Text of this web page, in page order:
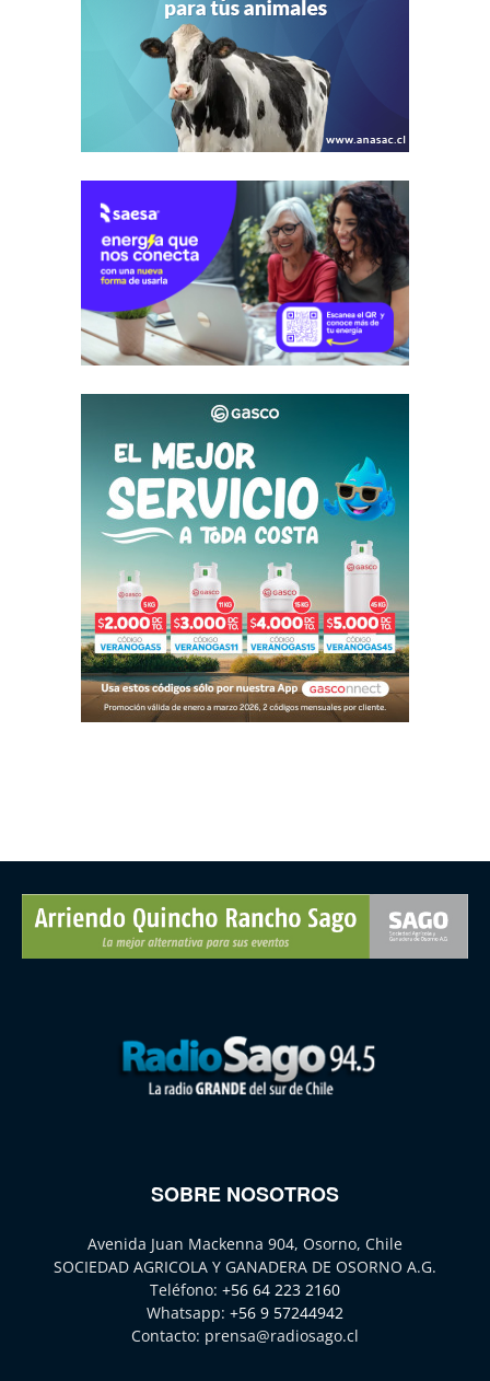
SOBRE NOSOTROS
Avenida Juan Mackenna 904, Osorno, Chile
SOCIEDAD AGRICOLA Y GANADERA DE OSORNO A.G.
Teléfono: +56 64 223 2160
Whatsapp: +56 9 57244942
Contacto: prensa@radiosago.cl